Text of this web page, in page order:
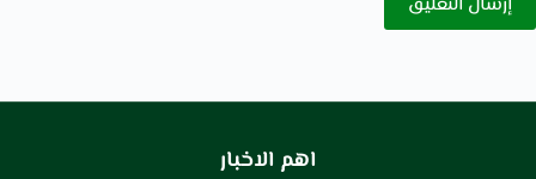
إرسال التعليق
اهم الاخبار